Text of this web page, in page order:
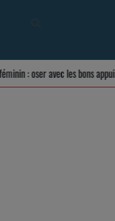
au féminin : oser avec les